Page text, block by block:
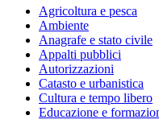
Agricoltura e pesca
Ambiente
Anagrafe e stato civile
Appalti pubblici
Autorizzazioni
Catasto e urbanistica
Cultura e tempo libero
Educazione e